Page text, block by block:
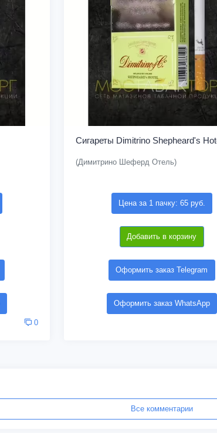
0
Сигареты Dimitrino Shepheard's
(Димитрино Шеферд Отель)
Цена за 1 пачку: 65 руб.
Добавить в корзину
Оформить заказ Telegram
Оформить заказ WhatsApp
Все комментарии